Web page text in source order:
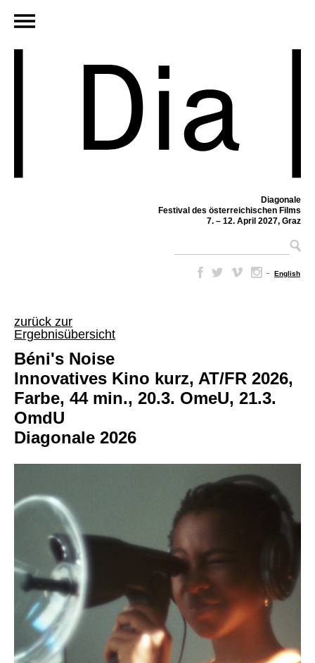
Diagonale
Festival des österreichischen Films
7. – 12. April 2027, Graz
– English
zurück zur
Ergebnisübersicht
Béni's Noise
Innovatives Kino kurz, AT/FR 2026,
Farbe, 44 min., 20.3. OmeU, 21.3.
OmdU
Diagonale 2026